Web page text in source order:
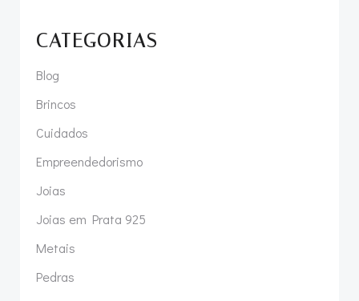
CATEGORIAS
Blog
Brincos
Cuidados
Empreendedorismo
Joias
Joias em Prata 925
Metais
Pedras